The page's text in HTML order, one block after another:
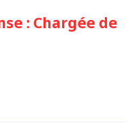
: Chargée de